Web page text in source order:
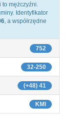
to mężczyźni.
Identyfikator
, a współrzędne
752
32-250
(+48) 41
KMI